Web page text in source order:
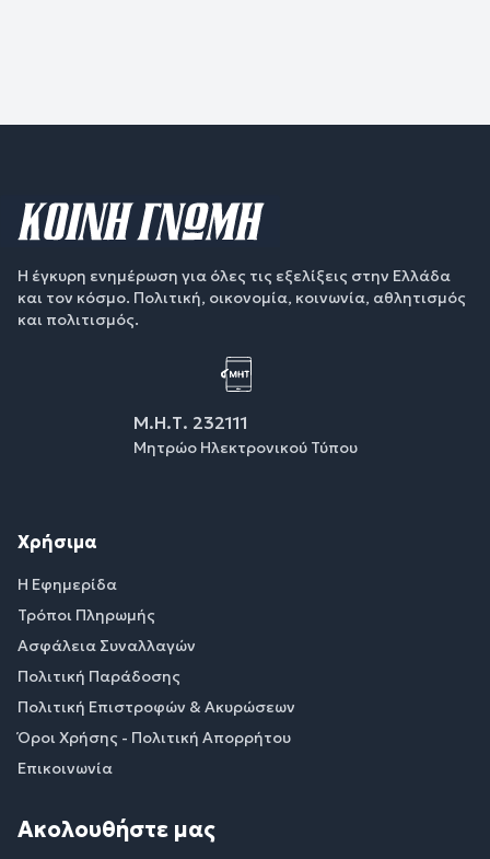
Η έγκυρη ενημέρωση για όλες τις εξελίξεις στην Ελλάδα
και τον κόσμο. Πολιτική, οικονομία, κοινωνία, αθλητισμός
και πολιτισμός.
Μ.Η.Τ. 232111
Μητρώο Ηλεκτρονικού Τύπου
Χρήσιμα
Η Εφημερίδα
Τρόποι Πληρωμής
Ασφάλεια Συναλλαγών
Πολιτική Παράδοσης
Πολιτική Επιστροφών & Ακυρώσεων
Όροι Χρήσης - Πολιτική Απορρήτου
Επικοινωνία
Ακολουθήστε μας